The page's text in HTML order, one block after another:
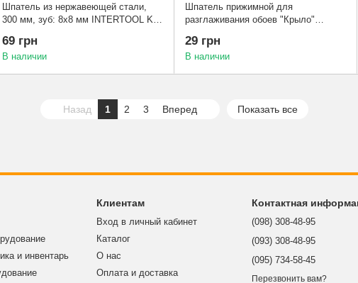
Шпатель из нержавеющей стали,
300 мм, зуб: 8х8 мм INTERTOOL KT-
69 грн
В наличии
Шпатель прижимной для
разглаживания обоев "Крыло"
29 грн
В наличии
Назад 1 2 3 Вперед Показать все
и инвентарь
Клиентам
Вход в личный кабинет
Каталог
О нас
Оплата и доставка
Контактная
(098) 308-48-95
(093) 308-48-95
(095) 734-58-45
Перезвонить вам?